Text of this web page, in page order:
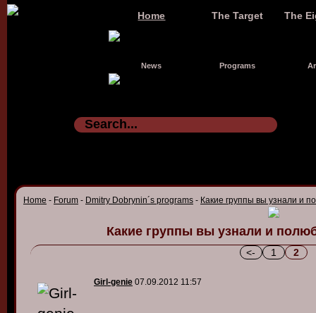
Home The Target The
News Programs
Home - Forum - Dmitry Dobrynin´s programs - Какие группы вы узнали и
Какие группы вы узнали и
<- 1 2
Girl-genie 07.09.2012 11:57